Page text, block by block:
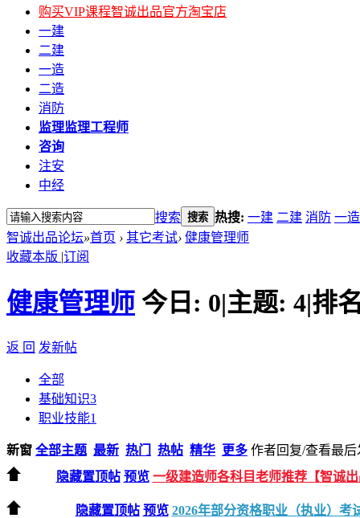
购买VIP课程智诚出品官方淘宝店
一建
二建
一造
二造
消防
监理监理工程师
咨询
注安
中经
搜索 搜索 热搜: 一建 二建 消防 一造
智诚出品论坛»首页 › 其它考试› 健康管理师
收藏本版 |订阅
健康管理师 今日: 0|主题: 4|排
返 回 发新帖
全部
基础知识3
职业技能1
新窗 全部主题 最新 热门 热帖 精华 更多 作者回复/查看最后
隐藏置顶帖 预览 一级建造师各科目老师推荐【智诚
隐藏置顶帖 预览 2026年部分资格职业（执业）考